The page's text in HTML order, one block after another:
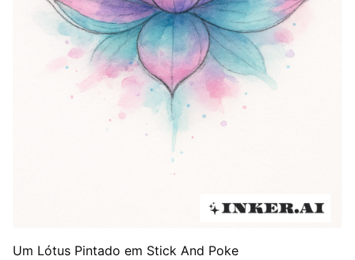
Um Lótus Pintado em Stick And Poke